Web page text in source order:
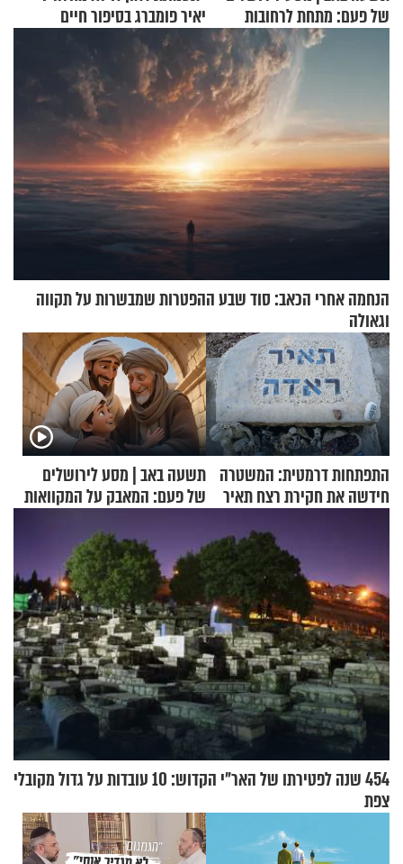
של פעם: מתחת לרחובות
יאיר פומברג בסיפור חיים
מעורר השראה
הנחמה אחרי הכאב: סוד שבע ההפטרות שמבשרות על תקווה
וגאולה
התפתחות דרמטית: המשטרה
חידשה את חקירת רצח תאיר
תשעה באב | מסע לירושלים
של פעם: המאבק על המקוואות
454 שנה לפטירתו של האר"י הקדוש: 10 עובדות על גדול מקובלי
צפת